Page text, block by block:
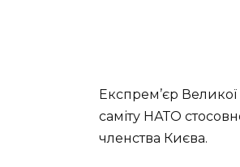
Експрем’єр
саміту НАТО
членства Києва.